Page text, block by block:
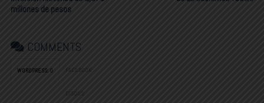
millones de pesos
COMMENTS
WORDPRESS: 0 FACEBOOK:
DISQUS: